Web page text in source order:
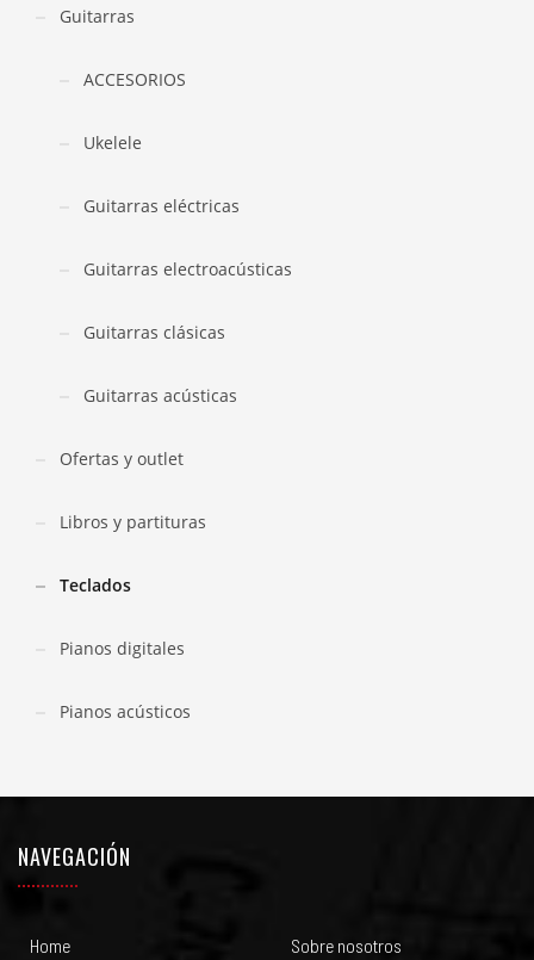
Guitarras
ACCESORIOS
Ukelele
Guitarras eléctricas
Guitarras electroacústicas
Guitarras clásicas
Guitarras acústicas
Ofertas y outlet
Libros y partituras
Teclados
Pianos digitales
Pianos acústicos
NAVEGACIÓN
Home Sobre nosotros